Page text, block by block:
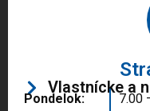
Vlastnícke a
Pondelok:
7.00